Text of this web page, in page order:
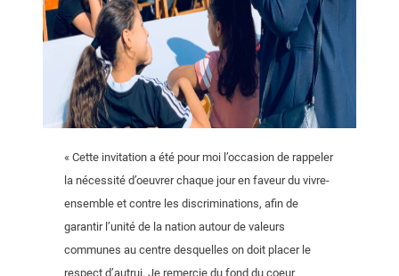
« Cette invitation a été pour moi l’occasion de rappeler
la nécessité d’oeuvrer chaque jour en faveur du vivre-
ensemble et contre les discriminations, afin de
garantir l’unité de la nation autour de valeurs
communes au centre desquelles on doit placer le
respect d’autrui. Je remercie du fond du coeur